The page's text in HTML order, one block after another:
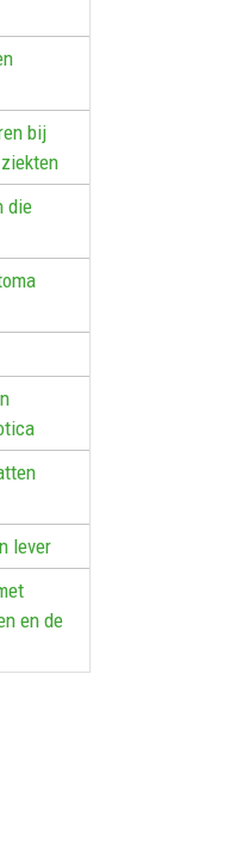
bij
die
lever
en de